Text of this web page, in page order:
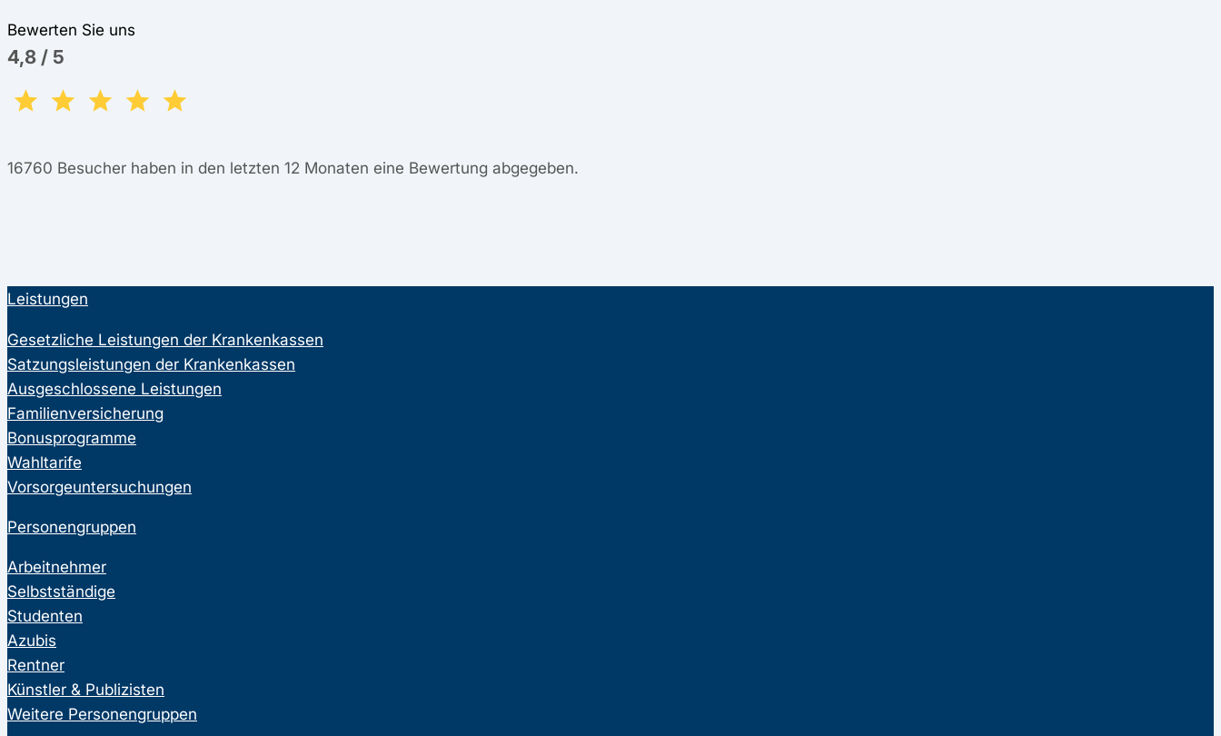
Bewerten Sie uns
4,8 / 5
16760 Besucher haben in den letzten 12 Monaten eine Bewertung abgegeben.
Leistungen
Gesetzliche Leistungen der Krankenkassen
Satzungsleistungen der Krankenkassen
Ausgeschlossene Leistungen
Familienversicherung
Bonusprogramme
Wahltarife
Vorsorgeuntersuchungen
Personengruppen
Arbeitnehmer
Selbstständige
Studenten
Azubis
Rentner
Künstler & Publizisten
Weitere Personengruppen